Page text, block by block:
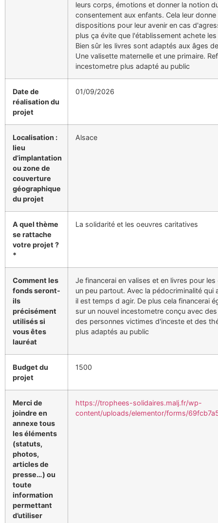
leurs corps, émotions et donner la notion
consentement aux enfants. Cela leur donne
dispositions pour leur avenir en cas
plus ça évite que l'établissement achete
Bien sûr les livres sont adaptés aux âges
Une valisette maternelle et une primaire.
incestometre plus adapté au public
Date de
réalisation du
projet
01/09/2026
Localisation :
lieu
d’implantation
ou zone de
couverture
géographique
du projet
Alsace
A quel thème
se rattache
votre projet ?
*
La solidarité et les oeuvres caritatives
Comment les
fonds seront-
ils
précisément
utilisés si
vous êtes
lauréat
Je financerai en valises et en livres pour
un peu partout. Avec la pédocriminalité qui
il est temps d agir. De plus cela financerai
sur un nouvel incestometre conçu avec
des personnes victimes d'inceste et des
plus adaptés au public
Budget du
projet
1500
Merci de
joindre en
annexe tous
les éléments
(statuts,
photos,
articles de
presse…) ou
toute
information
permettant
d’utiliser
https://trophees-solidaires.malj.fr/wp-
content/uploads/elementor/forms/